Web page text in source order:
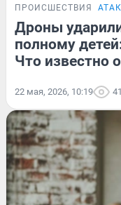
ПРОИСШЕСТВИЯ
Дроны
полному
Что известно
22 мая, 2026, 10:19